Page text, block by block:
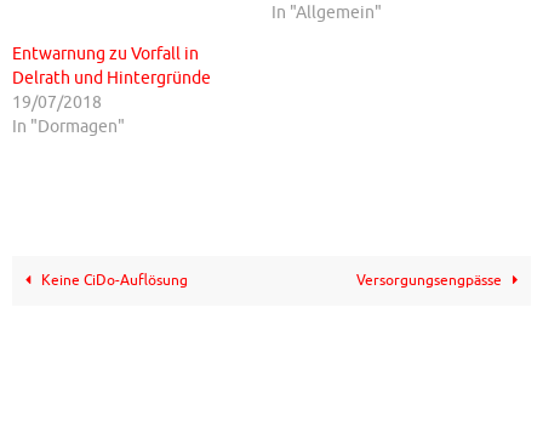
In "Allgemein"
Entwarnung zu Vorfall in
Delrath und Hintergründe
19/07/2018
In "Dormagen"
Keine CiDo-Auflösung Versorgungsengpässe